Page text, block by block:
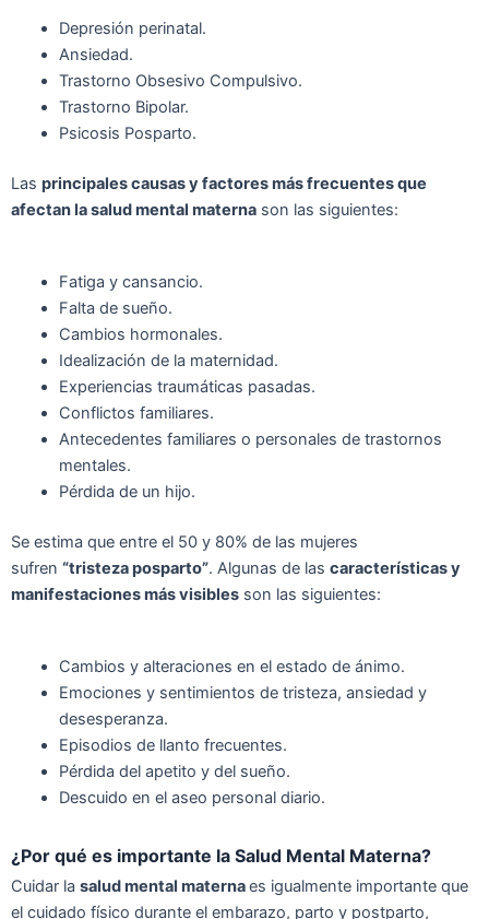
Depresión perinatal.
Ansiedad.
Trastorno Obsesivo Compulsivo.
Trastorno Bipolar.
Psicosis Posparto.
Las principales causas y factores más frecuentes que
afectan la salud mental materna son las siguientes:
Fatiga y cansancio.
Falta de sueño.
Cambios hormonales.
Idealización de la maternidad.
Experiencias traumáticas pasadas.
Conflictos familiares.
Antecedentes familiares o personales de trastornos
mentales.
Pérdida de un hijo.
Se estima que entre el 50 y 80% de las mujeres
sufren “tristeza posparto”. Algunas de las características y
manifestaciones más visibles son las siguientes:
Cambios y alteraciones en el estado de ánimo.
Emociones y sentimientos de tristeza, ansiedad y
desesperanza.
Episodios de llanto frecuentes.
Pérdida del apetito y del sueño.
Descuido en el aseo personal diario.
¿Por qué es importante la Salud Mental Materna?
Cuidar la salud mental maternaes igualmente importante que
el cuidado físico durante el embarazo, parto y postparto,